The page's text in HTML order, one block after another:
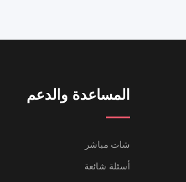
المساعدة والدعم
شات مباشر
أسئلة شائعة